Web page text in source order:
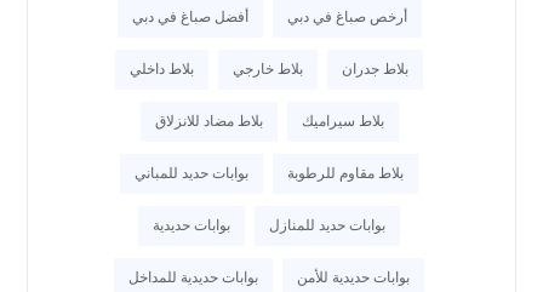
أرخص صباغ في دبي أفضل صباغ في دبي
بلاط جدران بلاط خارجي بلاط داخلي
بلاط سيراميك بلاط مضاد للانزلاق
بلاط مقاوم للرطوبة بوابات حديد للمباني
بوابات حديد للمنازل بوابات حديدية
بوابات حديدية للأمن بوابات حديدية للمداخل